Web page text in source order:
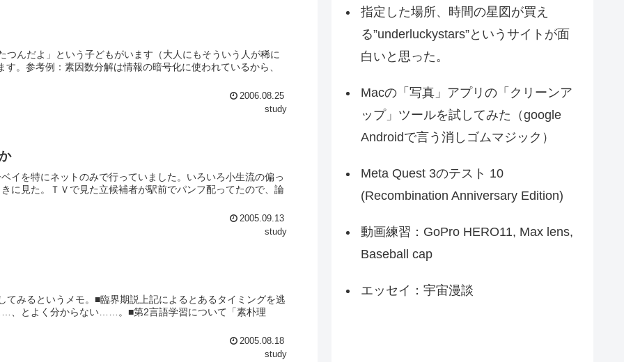
んだよ」という子どもがいます（大人にもそういう人が稀に
。参考例：素因数分解は情報の暗号化に使われているから、
2006.08.25
study
イを特にネットのみで行っていました。いろいろ小生流の偏っ
見た。ＴＶで見た立候補者が駅前でパンフ配ってたので、論
2005.09.13
study
みるというメモ。■臨界期説上記によるとあるタイミングを逃
、とよく分からない……。■第2言語学習について「素朴理
2005.08.18
study
指定した場所、時間の星図が買え
る”underluckystars”というサイトが面
白いと思った。
Macの「写真」アプリの「クリーンア
ップ」ツールを試してみた（google
Androidで言う消しゴムマジック）
Meta Quest 3のテスト 10
(Recombination Anniversary Edition)
動画練習：GoPro HERO11, Max lens,
Baseball cap
エッセイ：宇宙漫談